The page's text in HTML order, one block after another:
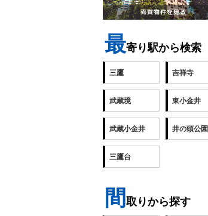
最寄り駅から検索
三鷹 吉祥寺
武蔵境 東小金井
武蔵小金井 井の頭公園
三鷹台
間取りから探す